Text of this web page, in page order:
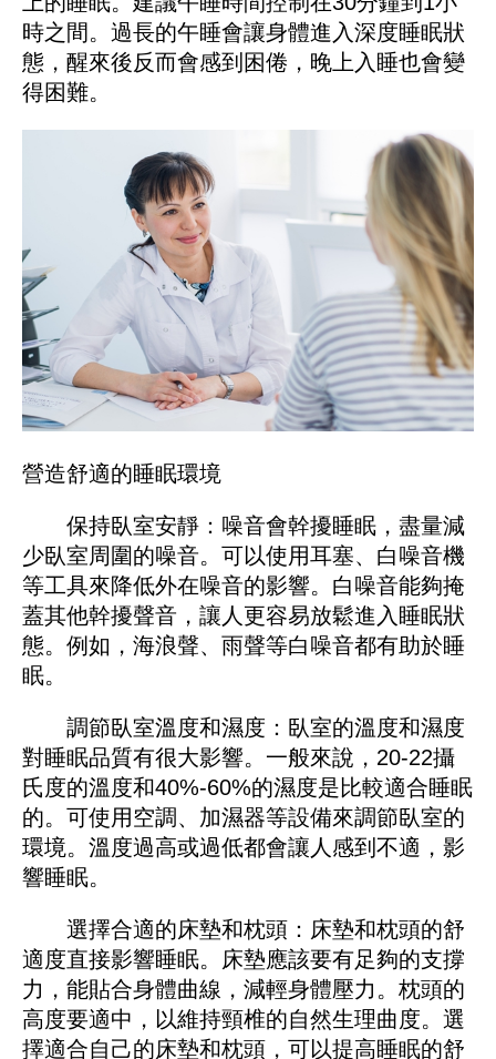
時之間。過長的午睡會讓身體進入深度睡眠狀
態，醒來後反而會感到困倦，晚上入睡也會變
得困難。
營造舒適的睡眠環境
保持臥室安靜：噪音會幹擾睡眠，盡量減
少臥室周圍的噪音。可以使用耳塞、白噪音機
等工具來降低外在噪音的影響。白噪音能夠掩
蓋其他幹擾聲音，讓人更容易放鬆進入睡眠狀
態。例如，海浪聲、雨聲等白噪音都有助於睡
眠。
調節臥室溫度和濕度：臥室的溫度和濕度
對睡眠品質有很大影響。一般來說，20-22攝
氏度的溫度和40%-60%的濕度是比較適合睡眠
的。可使用空調、加濕器等設備來調節臥室的
環境。溫度過高或過低都會讓人感到不適，影
響睡眠。
選擇合適的床墊和枕頭：床墊和枕頭的舒
適度直接影響睡眠。床墊應該要有足夠的支撐
力，能貼合身體曲線，減輕身體壓力。枕頭的
高度要適中，以維持頸椎的自然生理曲度。選
擇適合自己的床墊和枕頭，可以提高睡眠的舒